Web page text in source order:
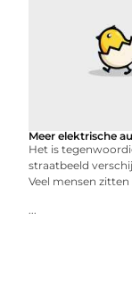
Meer elektrische
Het is
straatbeeld
Veel mensen
...